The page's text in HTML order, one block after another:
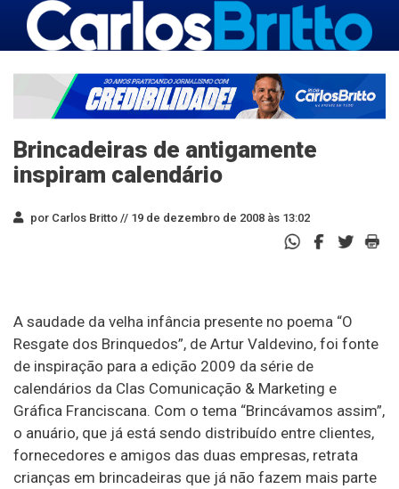
Brincadeiras de antigamente
inspiram calendário
por Carlos Britto // 19 de dezembro de 2008 às 13:02
A saudade da velha infância presente no poema “O
Resgate dos Brinquedos”, de Artur Valdevino, foi fonte
de inspiração para a edição 2009 da série de
calendários da Clas Comunicação & Marketing e
Gráfica Franciscana. Com o tema “Brincávamos assim”,
o anuário, que já está sendo distribuído entre clientes,
fornecedores e amigos das duas empresas, retrata
crianças em brincadeiras que já não fazem mais parte